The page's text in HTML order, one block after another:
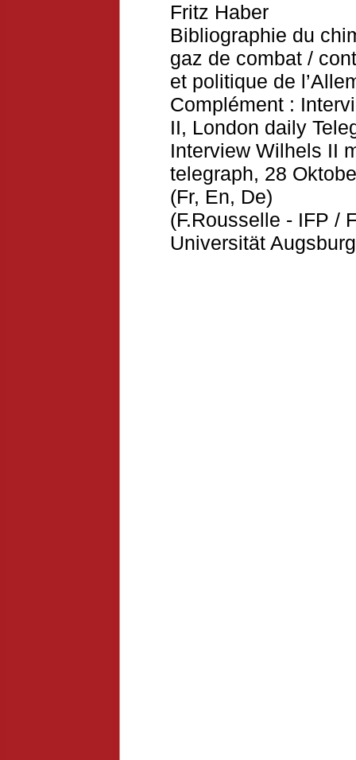
Fritz Haber
Bibliographie du
gaz de combat /
et politique de
Complément :
II, London daily
Interview Wilhels II
telegraph, 28
(Fr, En, De)
(F.Rousselle - IFP /
Universität